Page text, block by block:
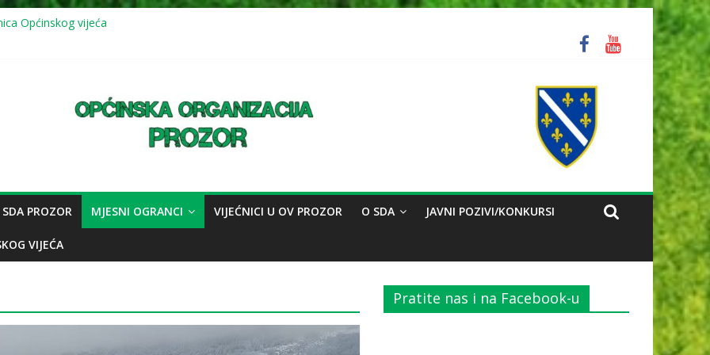
sjednica Općinskog vijeća
Općinskog vijeća
sjednica Općinskog vijeća: usvojeno više odluka, mještani juga upozorili na problem reorganizacije biračkih mjesta
PROZOR MJESNI OGRANCI VIJEĆNICI U OV PROZOR O SDA JAVNI POZIVI/KONKURSI
VIJEĆA
Pratite nas i na Facebook-u